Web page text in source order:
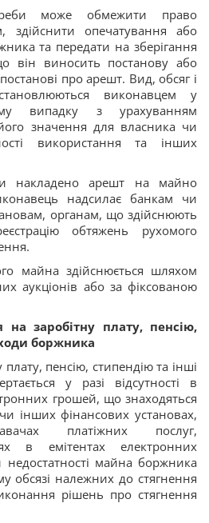
може обмежити право
здійснити опечатування або
та передати на зберігання
він виносить постанову або
про арешт. Вид, обсяг і
виконавцем у
випадку з урахуванням
значення для власника чи
використання та інших
накладено арешт на майно
надсилає банкам чи
органам, що здійснюють
обтяжень рухомого
майна здійснюється шляхом
аукціонів або за фіксованою
на заробітну плату, пенсію,
боржника
пенсію, стипендію та інші
у разі відсутності в
грошей, що знаходяться
інших фінансових установах,
платіжних послуг,
в емітентах електронних
недостатності майна боржника
обсязі належних до стягнення
рішень про стягнення